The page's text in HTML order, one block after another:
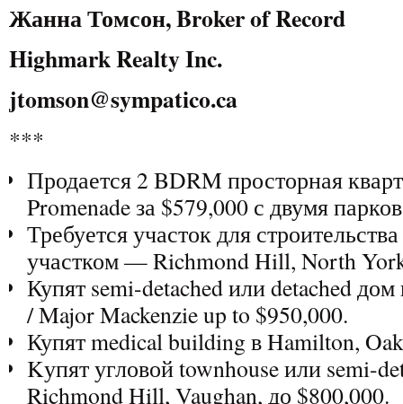
Жанна Томсон, Broker of Record
Highmark Realty Inc.
jtomson@sympatico.ca
***
Продается 2 BDRM просторная
Promenade за $579,000 с двумя
Требуется участок для
участком — Richmond Hill, North
Купят semi-detached или detached
/ Major Mackenzie up to $950,000.
Купят medical building в Hamilton,
Kупят угловой townhouse или semi-
Richmond Hill, Vaughan, до $800,000.